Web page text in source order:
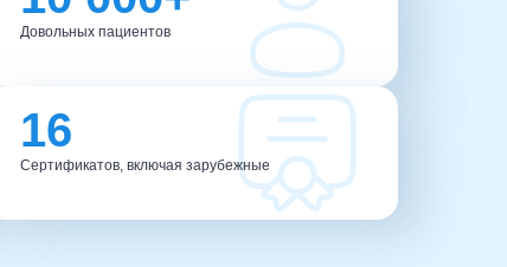
Довольных пациентов
16
Сертификатов, включая зарубежные